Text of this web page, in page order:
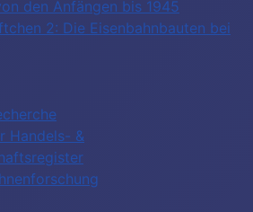
den Anfängen bis 1945
2: Die Eisenbahnbauten bei
Handels- &